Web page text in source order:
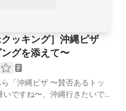
ッキング］沖縄ピザ
グを添えて〜
「沖縄ピザ 〜賛否あるトッ
いですね〜、沖縄行きたいで
宅にいながら食材で沖縄を感